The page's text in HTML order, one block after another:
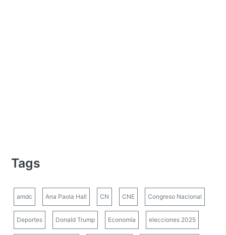
Tags
amdc Ana Paola Hall CN CNE Congreso Nacional
Deportes Donald Trump Economía elecciones 2025